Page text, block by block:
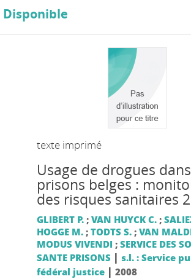
Disponible
texte imprimé
Usage de drogues
prisons belges :
des risques sanitaires
GLIBERT P.; VAN HUYCK C.;
HOGGE M.; TODTS S.; VAN
MODUS VIVENDI ; SERVICE DES
SANTE PRISONS | s.l. : Service
fédéral justice| 2008